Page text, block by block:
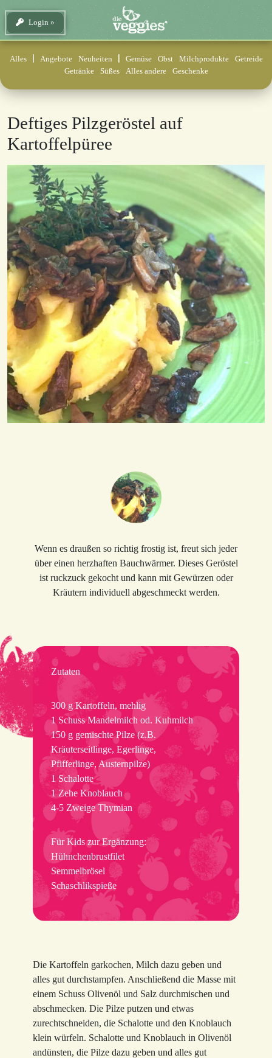
Login
Alles Angebote Neuheiten Gemüse Obst Milchprodukte
Getreide
Getränke
Süßes Alles andere Geschenke
Deftiges Pilzgeröstel auf
Kartoffelpüree
Wenn es draußen so richtig frostig ist, freut sich jeder
über einen herzhaften Bauchwärmer. Dieses Geröstel
ist ruckzuck gekocht und kann mit Gewürzen oder
Kräutern individuell abgeschmeckt werden.
Zutaten
300 g Kartoffeln, mehlig
1 Schuss Mandelmilch od. Kuhmilch
150 g gemischte Pilze (z.B.
Kräuterseitlinge, Egerlinge,
Pfifferlinge, Austernpilze)
1 Schalotte
1 Zehe Knoblauch
4-5 Zweige Thymian
Für Kids zur Ergänzung:
Hühnchenbrustfilet
Semmelbrösel
Schaschlikspieße
Die Kartoffeln garkochen, Milch dazu geben und
alles gut durchstampfen. Anschließend die Masse mit
einem Schuss Olivenöl und Salz durchmischen und
abschmecken. Die Pilze putzen und etwas
zurechtschneiden, die Schalotte und den Knoblauch
klein würfeln. Schalotte und Knoblauch in Olivenöl
andünsten, die Pilze dazu geben und alles gut